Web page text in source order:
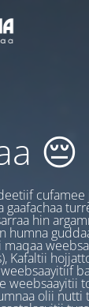
😔
cufamee
hin
humna
maqaa
Kafaltii
weebsaayitii
olii nutti